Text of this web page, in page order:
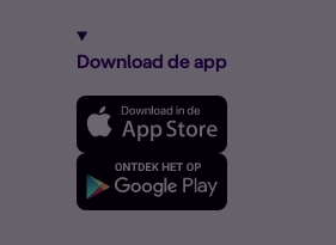
Download de app